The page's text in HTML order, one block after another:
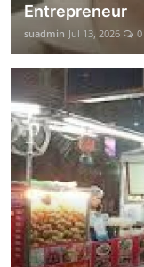
Entrepreneur
suadmin Jul 13, 2026 0